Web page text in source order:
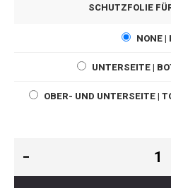
SCHUTZFOLIE
NONE |
UNTERSEITE |
OBER- UND UNTERSEITE |